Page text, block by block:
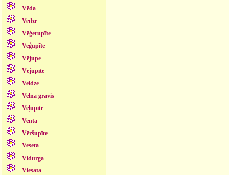
Vēda
Vedze
Vēģerupīte
Veģupīte
Vējupe
Vējupīte
Veldze
Velna grāvis
Veļupīte
Venta
Vēršupīte
Veseta
Vidurga
Viesata